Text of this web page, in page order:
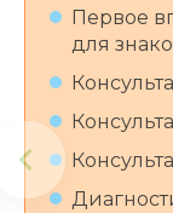
Первое
для